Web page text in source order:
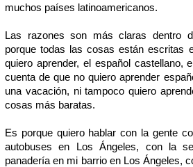
muchos países latinoamericanos.
Las razones son más claras dentro
porque todas las cosas están escritas
quiero aprender, el español castellano,
cuenta de que no quiero aprender
una vacación, ni tampoco quiero
cosas más baratas.
Es porque quiero hablar con la gente
autobuses en Los Ángeles, con la
panadería en mi barrio en Los Ángeles,